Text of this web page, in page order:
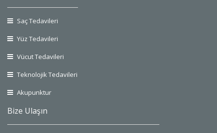
Saç Tedavileri
Yüz Tedavileri
Vücut Tedavileri
Teknolojik Tedavileri
Akupunktur
Bize Ulaşın